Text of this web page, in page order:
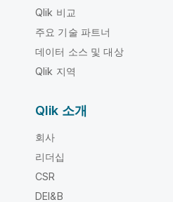
Qlik 비교
주요 기술 파트너
데이터 소스 및 대상
Qlik 지역
Qlik 소개
회사
리더십
CSR
DEI&B